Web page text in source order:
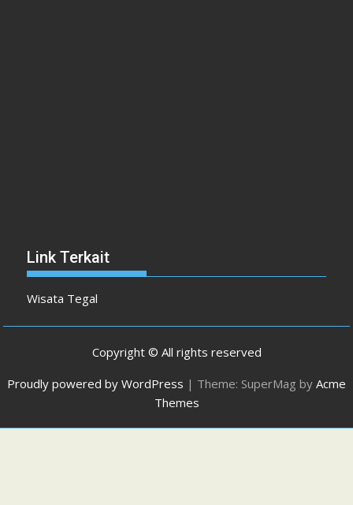
Link Terkait
Wisata Tegal
Copyright © All rights reserved
Proudly powered by WordPress | Theme: SuperMag by Acme
Themes